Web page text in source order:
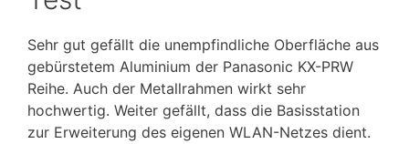
Sehr gut gefällt die unempfindliche Oberfläche aus
gebürstetem Aluminium der Panasonic KX-PRW
Reihe. Auch der Metallrahmen wirkt sehr
hochwertig. Weiter gefällt, dass die Basisstation
zur Erweiterung des eigenen WLAN-Netzes dient.